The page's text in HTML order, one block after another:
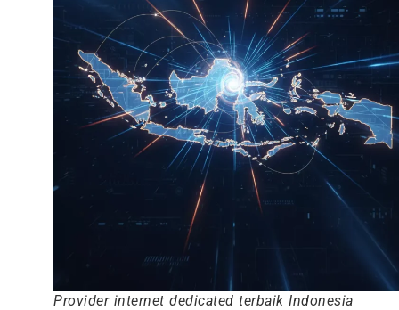
Provider internet dedicated terbaik Indonesia